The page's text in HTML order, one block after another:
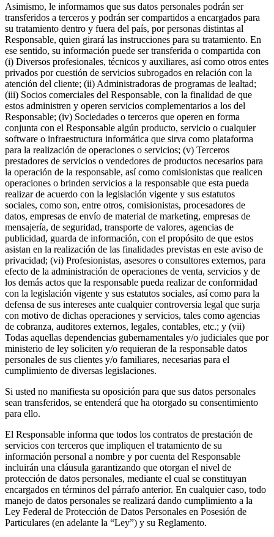
Asimismo, le informamos que sus datos personales podrán ser
transferidos a terceros y podrán ser compartidos a encargados para
su tratamiento dentro y fuera del país, por personas distintas al
Responsable, quien girará las instrucciones para su tratamiento. En
ese sentido, su información puede ser transferida o compartida con
(i) Diversos profesionales, técnicos y auxiliares, así como otros entes
privados por cuestión de servicios subrogados en relación con la
atención del cliente; (ii) Administradoras de programas de lealtad;
(iii) Socios comerciales del Responsable, con la finalidad de que
estos administren y operen servicios complementarios a los del
Responsable; (iv) Sociedades o terceros que operen en forma
conjunta con el Responsable algún producto, servicio o cualquier
software o infraestructura informática que sirva como plataforma
para la realización de operaciones o servicios; (v) Terceros
prestadores de servicios o vendedores de productos necesarios para
la operación de la responsable, así como comisionistas que realicen
operaciones o brinden servicios a la responsable que esta pueda
realizar de acuerdo con la legislación vigente y sus estatutos
sociales, como son, entre otros, comisionistas, procesadores de
datos, empresas de envío de material de marketing, empresas de
mensajería, de seguridad, transporte de valores, agencias de
publicidad, guarda de información, con el propósito de que estos
asistan en la realización de las finalidades previstas en este aviso de
privacidad; (vi) Profesionistas, asesores o consultores externos, para
efecto de la administración de operaciones de venta, servicios y de
los demás actos que la responsable pueda realizar de conformidad
con la legislación vigente y sus estatutos sociales, así como para la
defensa de sus intereses ante cualquier controversia legal que surja
con motivo de dichas operaciones y servicios, tales como agencias
de cobranza, auditores externos, legales, contables, etc.; y (vii)
Todas aquellas dependencias gubernamentales y/o judiciales que por
ministerio de ley soliciten y/o requieran de la responsable datos
personales de sus clientes y/o familiares, necesarias para el
cumplimiento de diversas legislaciones.
Si usted no manifiesta su oposición para que sus datos personales
sean transferidos, se entenderá que ha otorgado su consentimiento
para ello.
El Responsable informa que todos los contratos de prestación de
servicios con terceros que impliquen el tratamiento de su
información personal a nombre y por cuenta del Responsable
incluirán una cláusula garantizando que otorgan el nivel de
protección de datos personales, mediante el cual se constituyan
encargados en términos del párrafo anterior. En cualquier caso, todo
manejo de datos personales se realizará dando cumplimiento a la
Ley Federal de Protección de Datos Personales en Posesión de
Particulares (en adelante la “Ley”) y su Reglamento.